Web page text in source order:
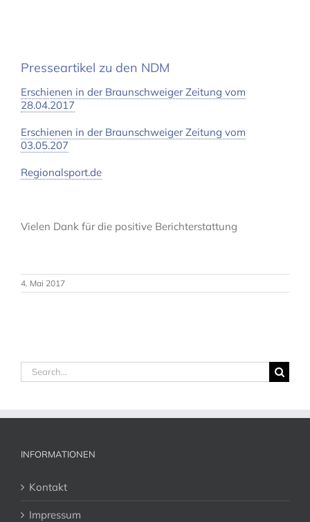
Presseartikel zu den NDM
Erschienen in der Braunschweiger Zeitung vom
28.04.2017
Erschienen in der Braunschweiger Zeitung vom
03.05.207
Regionalsport.de
Vielen Dank für die positive Berichterstattung
4. Mai 2017
Search
for:
INFORMATIONEN
Kontakt
Impressum